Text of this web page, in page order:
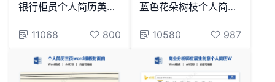
银行柜员个人简历英文模板word简历模板
11068 800
蓝色花朵树枝个人简历封面word简历模板
10580 987